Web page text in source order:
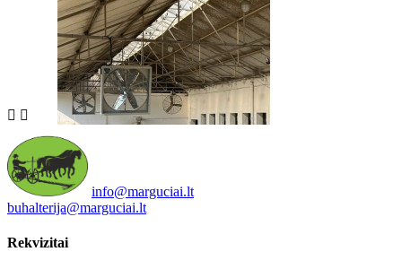
 
info@marguciai.lt
buhalterija@marguciai.lt
Rekvizitai